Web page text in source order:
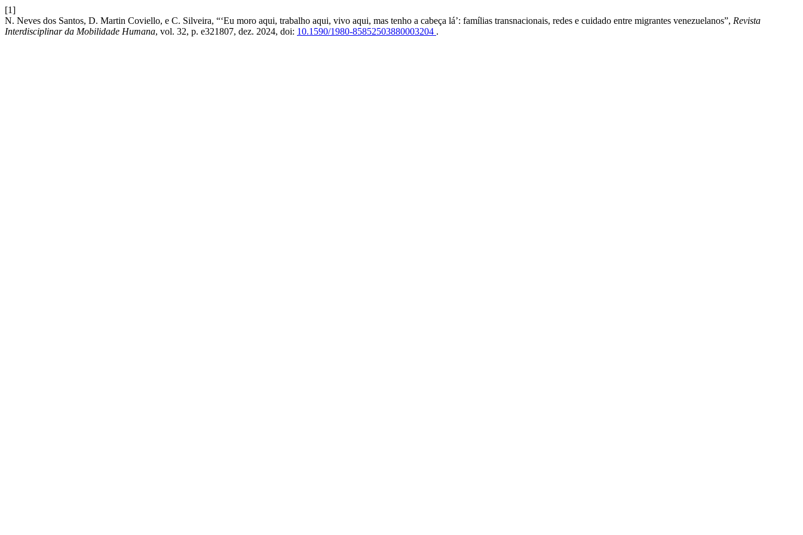
[1]
N. Neves dos Santos, D. Martin Coviello, e C. Silveira, “‘Eu moro aqui, trabalho aqui, vivo aqui, mas tenho a cabeça lá’: famílias transnacionais, redes e cuidado entre migrantes venezuelanos”, Revista
Interdisciplinar da Mobilidade Humana, vol. 32, p. e321807, dez. 2024, doi: 10.1590/1980-85852503880003204 .